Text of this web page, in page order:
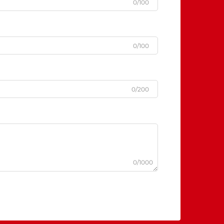
0/100
0/100
0/200
0/1000